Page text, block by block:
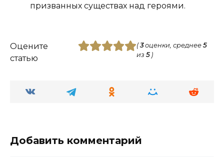
призванных существах над героями.
Оцените
статью
(3оценки, среднее 5
из 5)
Добавить комментарий